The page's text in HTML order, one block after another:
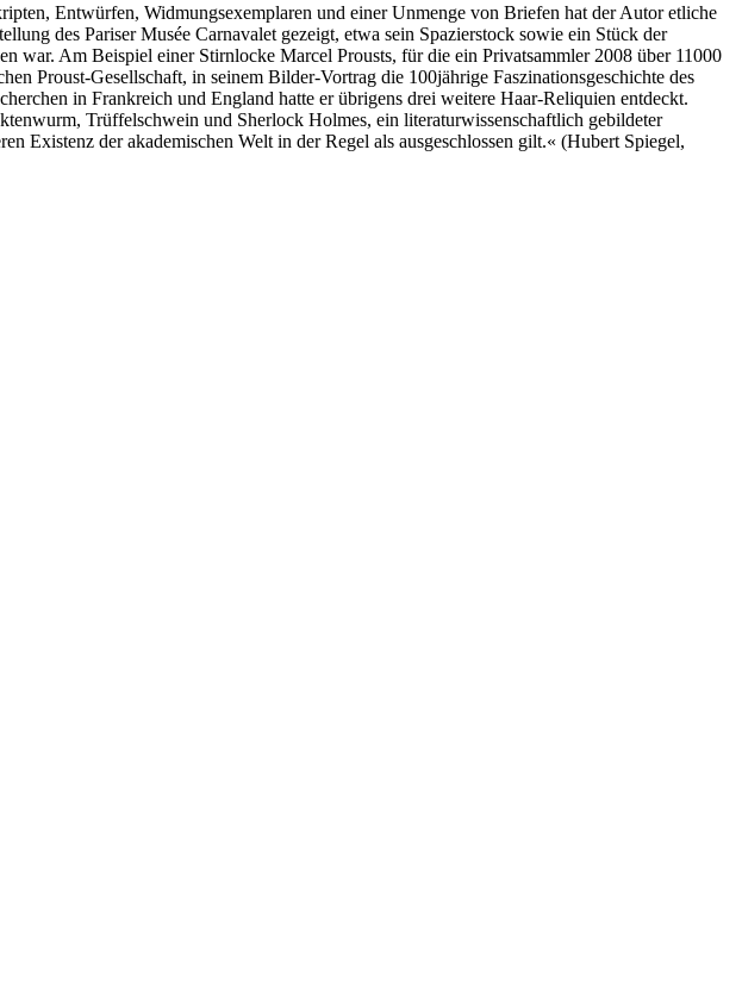
Entwürfen, Widmungsexemplaren und einer Unmenge von Briefen hat der Autor etliche
des Pariser Musée Carnavalet gezeigt, etwa sein Spazierstock sowie ein Stück der
war. Am Beispiel einer Stirnlocke Marcel Prousts, für die ein Privatsammler 2008 über 11000
Proust-Gesellschaft, in seinem Bilder-Vortrag die 100jährige Faszinationsgeschichte des
in Frankreich und England hatte er übrigens drei weitere Haar-Reliquien entdeckt.
Trüffelschwein und Sherlock Holmes, ein literaturwissenschaftlich gebildeter
Existenz der akademischen Welt in der Regel als ausgeschlossen gilt.« (Hubert Spiegel,